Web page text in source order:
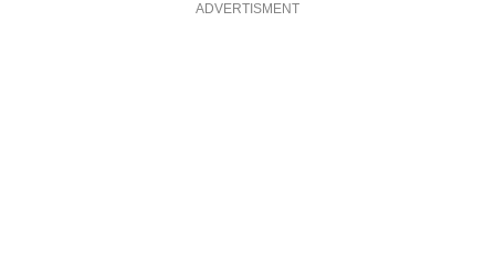
ADVERTISMENT